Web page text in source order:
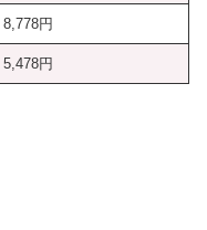
8,778円
5,478円